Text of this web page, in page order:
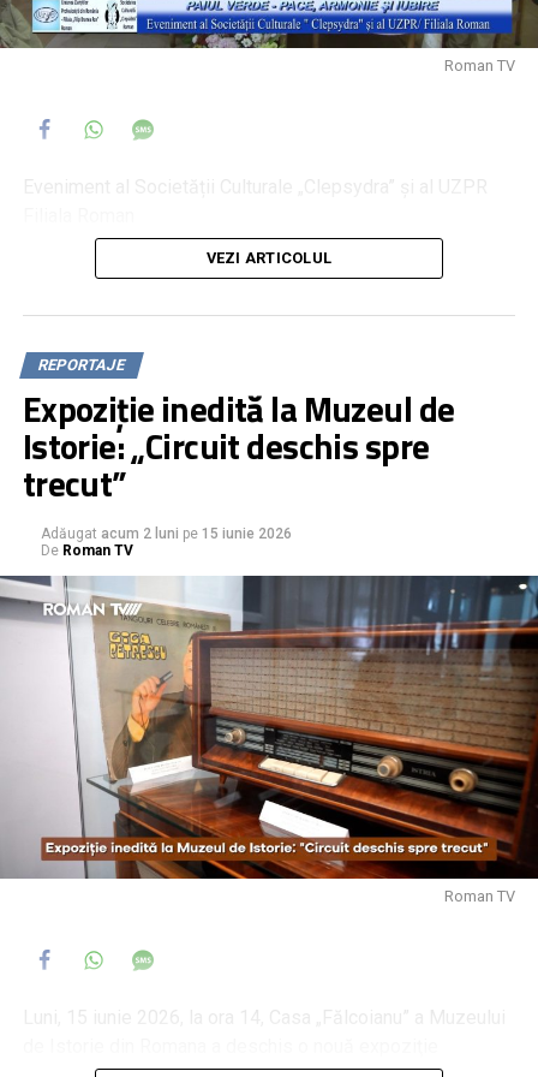
Roman TV
VEZI ARTICOLUL
REPORTAJE
Expoziție inedită la Muzeul de
Istorie: „Circuit deschis spre
trecut”
Adăugat acum 2 luni pe 15 iunie 2026
De Roman TV
Roman TV